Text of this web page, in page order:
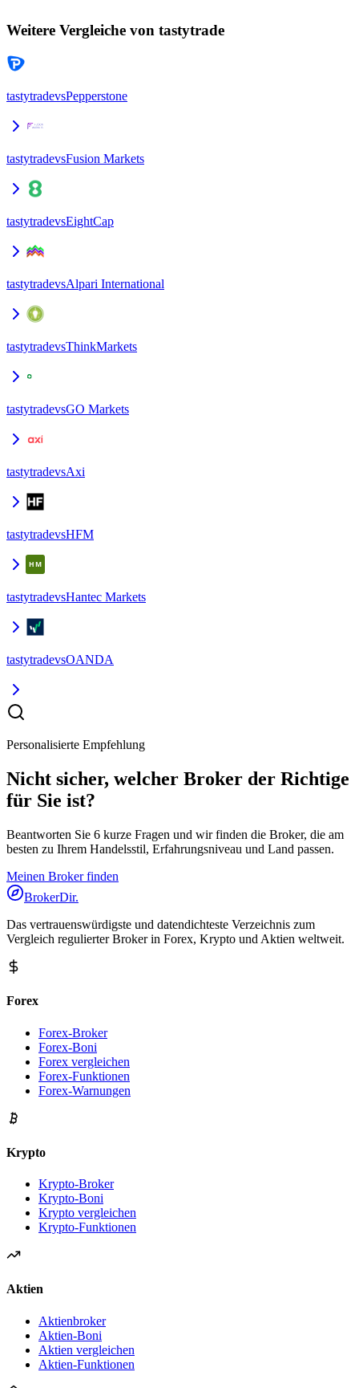
Weitere Vergleiche von tastytrade
tastytradevsPepperstone
tastytradevsFusion Markets
tastytradevsEightCap
tastytradevsAlpari International
tastytradevsThinkMarkets
tastytradevsGO Markets
tastytradevsAxi
tastytradevsHFM
tastytradevsHantec Markets
tastytradevsOANDA
Personalisierte Empfehlung
Nicht sicher, welcher Broker der Richtige
für Sie ist?
Beantworten Sie 6 kurze Fragen und wir finden die Broker, die am
besten zu Ihrem Handelsstil, Erfahrungsniveau und Land passen.
Meinen Broker finden
BrokerDir.
Das vertrauenswürdigste und datendichteste Verzeichnis zum
Vergleich regulierter Broker in Forex, Krypto und Aktien weltweit.
Forex
Forex-Broker
Forex-Boni
Forex vergleichen
Forex-Funktionen
Forex-Warnungen
Krypto
Krypto-Broker
Krypto-Boni
Krypto vergleichen
Krypto-Funktionen
Aktien
Aktienbroker
Aktien-Boni
Aktien vergleichen
Aktien-Funktionen